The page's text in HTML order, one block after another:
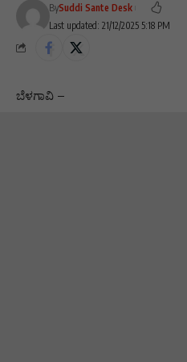
Last updated: 21/12/2025 5:18 PM
BySuddi Sante Desk
ಬೆಳಗಾವಿ –